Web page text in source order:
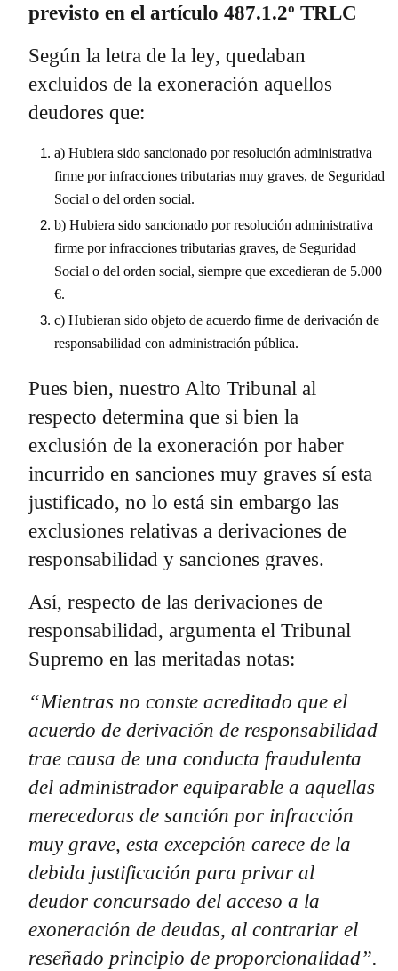
previsto en el artículo 487.1.2º TRLC
Según la letra de la ley, quedaban
excluidos de la exoneración aquellos
deudores que:
a) Hubiera sido sancionado por resolución administrativa
firme por infracciones tributarias muy graves, de Seguridad
Social o del orden social.
b) Hubiera sido sancionado por resolución administrativa
firme por infracciones tributarias graves, de Seguridad
Social o del orden social, siempre que excedieran de 5.000
€.
c) Hubieran sido objeto de acuerdo firme de derivación de
responsabilidad con administración pública.
Pues bien, nuestro Alto Tribunal al
respecto determina que si bien la
exclusión de la exoneración por haber
incurrido en sanciones muy graves sí esta
justificado, no lo está sin embargo las
exclusiones relativas a derivaciones de
responsabilidad y sanciones graves.
Así, respecto de las derivaciones de
responsabilidad, argumenta el Tribunal
Supremo en las meritadas notas:
“Mientras no conste acreditado que el
acuerdo de derivación de responsabilidad
trae causa de una conducta fraudulenta
del administrador equiparable a aquellas
merecedoras de sanción por infracción
muy grave, esta excepción carece de la
debida justificación para privar al
deudor concursado del acceso a la
exoneración de deudas, al contrariar el
reseñado principio de proporcionalidad”.